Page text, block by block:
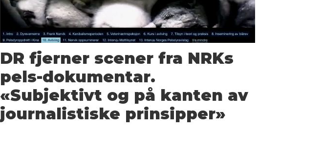
DR fjerner scener fra NRKs
pels-dokumentar.
«Subjektivt og på kanten av
journalistiske prinsipper»